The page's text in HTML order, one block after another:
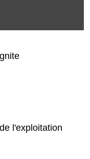
l'exploitation